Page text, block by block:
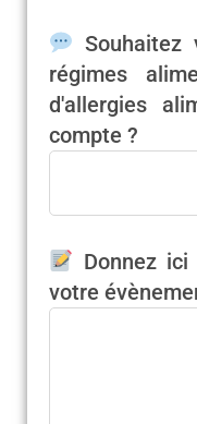
Souhaitez
régimes
d'allergies
compte ?
Donnez
votre